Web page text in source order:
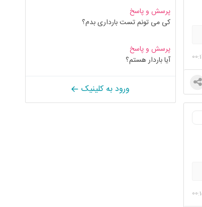
پرسش و پاسخ
کی می تونم تست بارداری بدم؟
پرسش و پاسخ
آیا باردار هستم؟
ورود به کلینیک